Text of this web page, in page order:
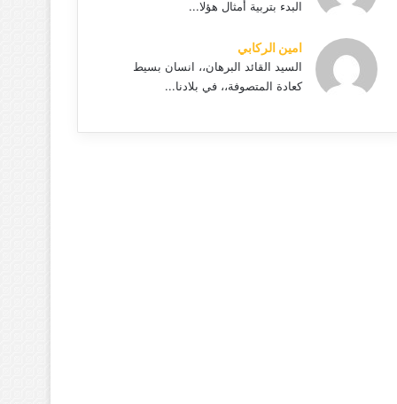
البدء بتربية أمثال هؤلا...
امين الركابي
السيد القائد البرهان،، انسان بسيط
كعادة المتصوفة،، في بلادنا...